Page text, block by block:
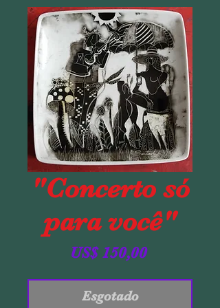
"Concerto só
para você"
US$ 150,00Preço
Esgotado